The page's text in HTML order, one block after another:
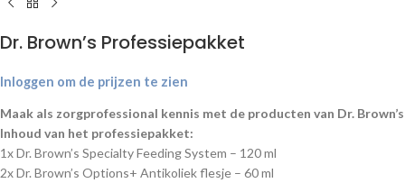
Dr. Brown’s Professiepakket
Inloggen om de prijzen te zien
Maak als zorgprofessional kennis met de producten van Dr. Brown’s
Inhoud van het professiepakket:
1x Dr. Brown’s Specialty Feeding System – 120 ml
2x Dr. Brown’s Options+ Antikoliek flesje – 60 ml